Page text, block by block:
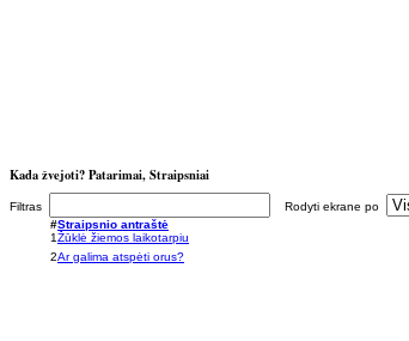
Kada žvejoti? Patarimai, Straipsniai
Filtras
Rodyti ekrane po
#Straipsnio antraštė
1Žūklė žiemos laikotarpiu
2Ar galima atspėti orus?